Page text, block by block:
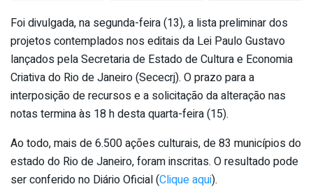
Foi divulgada, na segunda-feira (13), a lista preliminar dos
projetos contemplados nos editais da Lei Paulo Gustavo
lançados pela Secretaria de Estado de Cultura e Economia
Criativa do Rio de Janeiro (Sececrj). O prazo para a
interposição de recursos e a solicitação da alteração nas
notas termina às 18 h desta quarta-feira (15).
Ao todo, mais de 6.500 ações culturais, de 83 municípios do
estado do Rio de Janeiro, foram inscritas. O resultado pode
ser conferido no Diário Oficial (Clique aqui).